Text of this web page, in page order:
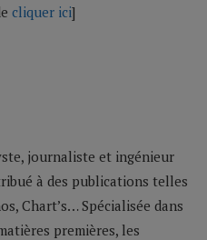
cliquer ici]
journaliste et ingénieur
à des publications telles
Chart’s… Spécialisée dans
premières, les